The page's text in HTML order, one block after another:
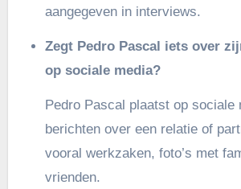
aangegeven in interviews.
Zegt Pedro Pascal iets over zijn liefdesleven
op sociale media?
Pedro Pascal plaatst op sociale
berichten over een relatie of
vooral werkzaken, foto’s met
vrienden.